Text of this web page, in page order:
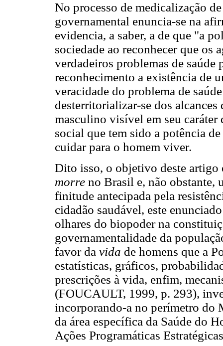
No processo de medicalização
governamental enuncia-se na
evidencia, a saber, a de que "a
sociedade ao reconhecer que os
verdadeiros problemas de
reconhecimento a existência de
veracidade do problema de
desterritorializar-se dos
masculino visível em seu
social que tem sido a potência
cuidar para o homem viver.
Dito isso, o objetivo deste
morre no Brasil e, não obstante,
finitude antecipada pela
cidadão saudável, este
olhares do biopoder na
governamentalidade da
favor da vida de homens que a
estatísticas, gráficos,
prescrições à vida, enfim,
(FOUCAULT, 1999, p. 293),
incorporando-a no perímetro do
da área específica da Saúde do
Ações Programáticas